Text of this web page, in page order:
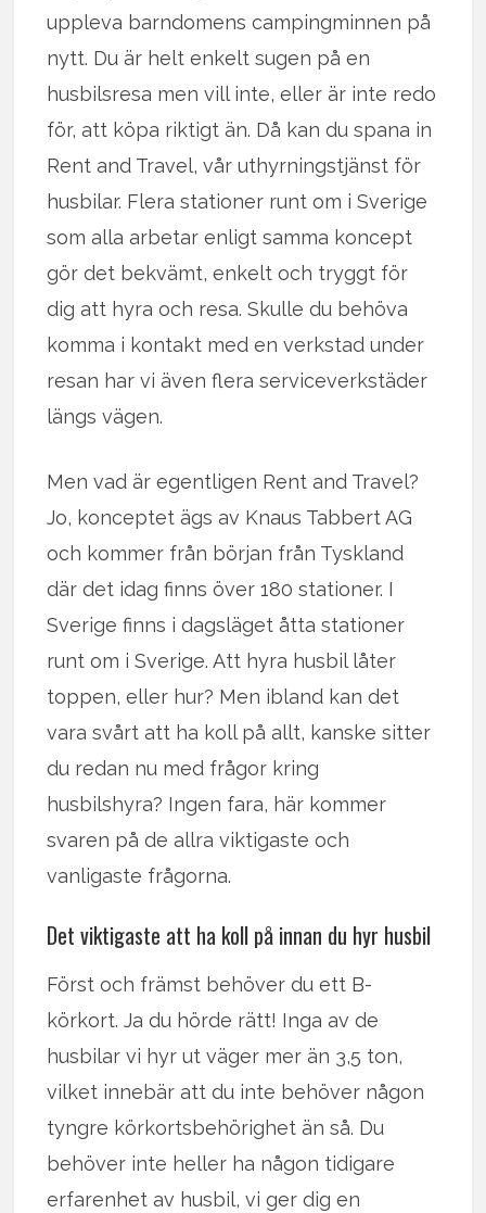
uppleva barndomens campingminnen på
nytt. Du är helt enkelt sugen på en
husbilsresa men vill inte, eller är inte redo
för, att köpa riktigt än. Då kan du spana in
Rent and Travel, vår uthyrningstjänst för
husbilar. Flera stationer runt om i Sverige
som alla arbetar enligt samma koncept
gör det bekvämt, enkelt och tryggt för
dig att hyra och resa. Skulle du behöva
komma i kontakt med en verkstad under
resan har vi även flera serviceverkstäder
längs vägen.
Men vad är egentligen Rent and Travel?
Jo, konceptet ägs av Knaus Tabbert AG
och kommer från början från Tyskland
där det idag finns över 180 stationer. I
Sverige finns i dagsläget åtta stationer
runt om i Sverige. Att hyra husbil låter
toppen, eller hur? Men ibland kan det
vara svårt att ha koll på allt, kanske sitter
du redan nu med frågor kring
husbilshyra? Ingen fara, här kommer
svaren på de allra viktigaste och
vanligaste frågorna.
Det viktigaste att ha koll på innan du hyr husbil
Först och främst behöver du ett B-
körkort. Ja du hörde rätt! Inga av de
husbilar vi hyr ut väger mer än 3,5 ton,
vilket innebär att du inte behöver någon
tyngre körkortsbehörighet än så. Du
behöver inte heller ha någon tidigare
erfarenhet av husbil, vi ger dig en